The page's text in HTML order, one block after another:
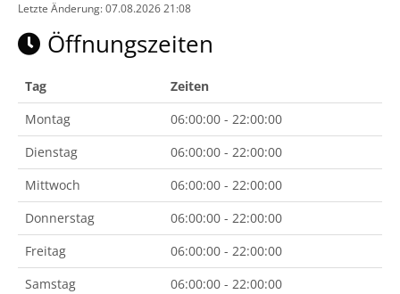
Letzte Änderung: 07.08.2026 21:08
Öffnungszeiten
Tag
Zeiten
Montag
06:00:00 - 22:00:00
Dienstag
06:00:00 - 22:00:00
Mittwoch
06:00:00 - 22:00:00
Donnerstag
06:00:00 - 22:00:00
Freitag
06:00:00 - 22:00:00
Samstag
06:00:00 - 22:00:00